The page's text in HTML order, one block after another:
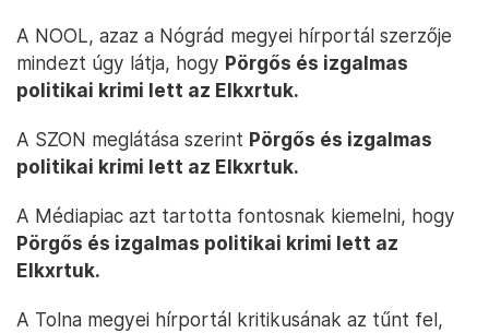
A NOOL, azaz a Nógrád megyei hírportál szerzője
mindezt úgy látja, hogy Pörgős és izgalmas
politikai krimi lett az Elkxrtuk.
A SZON meglátása szerint Pörgős és izgalmas
politikai krimi lett az Elkxrtuk.
A Médiapiac azt tartotta fontosnak kiemelni, hogy
Pörgős és izgalmas politikai krimi lett az
Elkxrtuk.
A Tolna megyei hírportál kritikusának az tűnt fel,